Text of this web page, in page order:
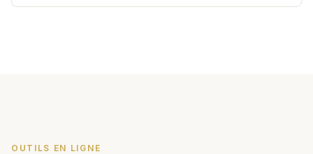
OUTILS EN LIGNE